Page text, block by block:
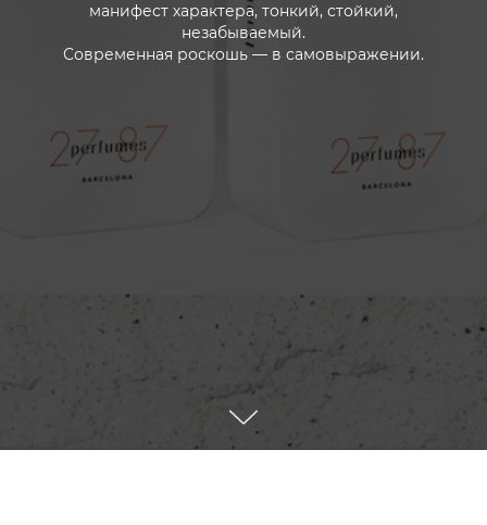
манифест характера, тонкий, стойкий,
незабываемый.
Современная роскошь — в самовыражении.